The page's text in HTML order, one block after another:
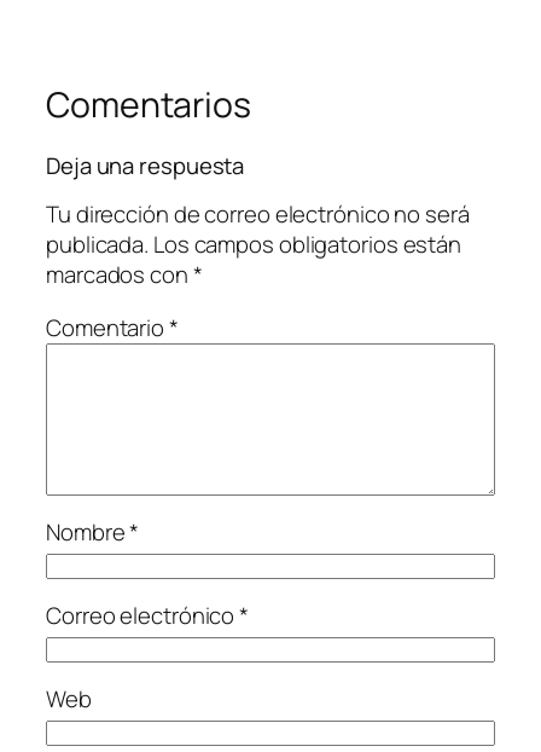
Comentarios
Deja una respuesta
Tu dirección de correo electrónico no será
publicada. Los campos obligatorios están
marcados con*
Comentario*
Nombre*
Correo electrónico*
Web